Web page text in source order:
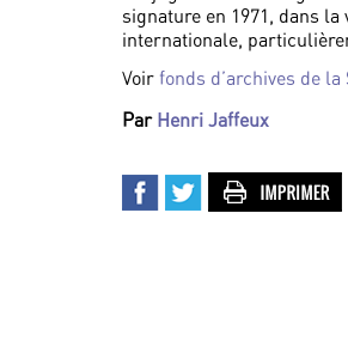
signature en 1971, dans
internationale,
Voir fonds d’archives de
Par Henri Jaffeux